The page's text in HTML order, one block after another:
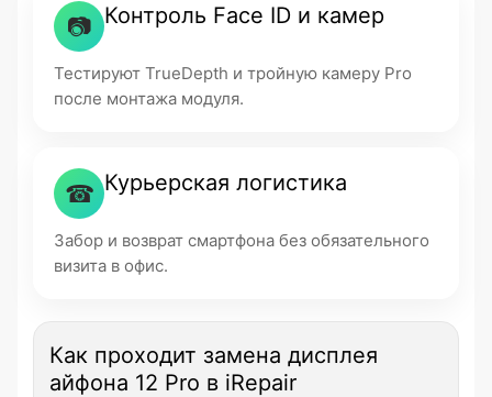
📷 Контроль Face ID и камер
Тестируют TrueDepth и тройную камеру Pro
после монтажа модуля.
☎ Курьерская логистика
Забор и возврат смартфона без обязательного
визита в офис.
Как проходит замена дисплея
айфона 12 Pro в iRepair